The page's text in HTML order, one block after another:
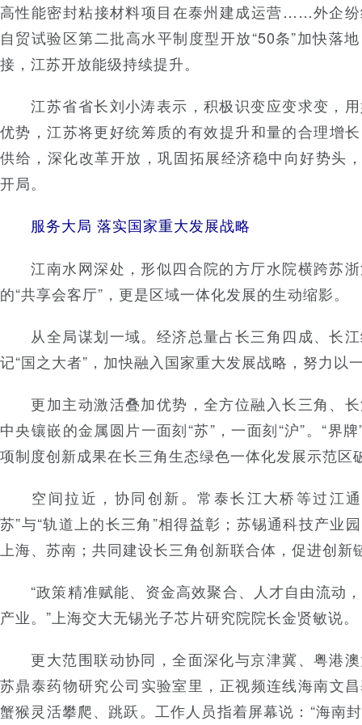
高性能密封粘接材料项目在泰州建成运营……外企
自贸试验区第二批高水平制度型开放“50条”加快落
接，江苏开放能级持续提升。
江苏省省长刘小涛表示，积极识变应变求变，用
优势，江苏将更好统筹质的有效提升和量的合理增
供给，深化改革开放，巩固拓展经济稳中向好势头
开局。
服务大局 落实国家重大发展战略
江南水网深处，形似四合院的方厅水院横跨苏浙
的“共享会客厅”，更是区域一体化发展的生动缩影。
从全局谋划一域。经济总量占长三角四成、长江
记“国之大者”，加快融入国家重大发展战略，努力以
更加主动激活叠加优势，全方位融入长三角、长
中央镶嵌的金属圆片一面刻“苏”，一面刻“沪”。“界
项制度创新成果在长三角生态绿色一体化发展示范区
空间拉近，协同创新。常泰长江大桥等过江通
苏”与“轨道上的长三角”相得益彰；苏锡通科技产业
上海、苏南；共同建设长三角创新联合体，促进创
“政策精准赋能、资金高效聚合、人才自由流动
产业。”上海交大无锡光子芯片研究院院长金贤敏说。
更大范围联动协同，全面深化与京津冀、粤港澳
苏鼎泰药物研究公司实验室里，正视频连线海南文
蟹猴灵活攀爬、跳跃。工作人员指着屏幕说：“海南